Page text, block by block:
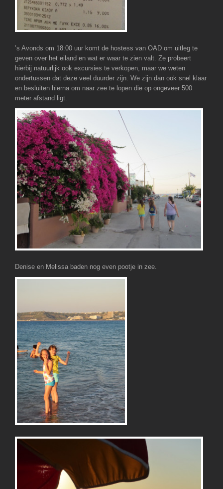
’s Avonds om 18:00 uur komt de hostess van OAD om uitleg te
geven over het eiland en wat er waar te zien valt. Ze probeert
hierbij natuurlijk ook excursies te verkopen, maar we weten
ondertussen dat deze veel duurder zijn. We zijn dan ook snel klaar
en besluiten hierna om naar zee te lopen die op ongeveer 500
meter afstand ligt.
Denise en Melissa baden nog even pootje in zee.